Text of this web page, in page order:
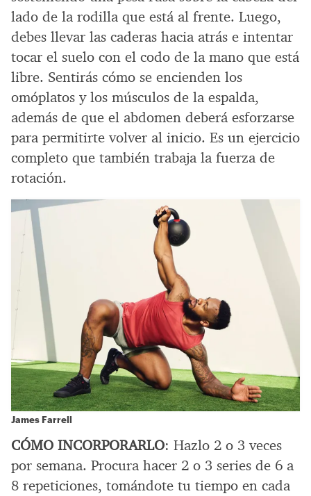
lado de la rodilla que está al frente. Luego,
debes llevar las caderas hacia atrás e intentar
tocar el suelo con el codo de la mano que está
libre. Sentirás cómo se encienden los
omóplatos y los músculos de la espalda,
además de que el abdomen deberá esforzarse
para permitirte volver al inicio. Es un ejercicio
completo que también trabaja la fuerza de
rotación.
James Farrell
CÓMO INCORPORARLO: Hazlo 2 o 3 veces
por semana. Procura hacer 2 o 3 series de 6 a
8 repeticiones, tomándote tu tiempo en cada